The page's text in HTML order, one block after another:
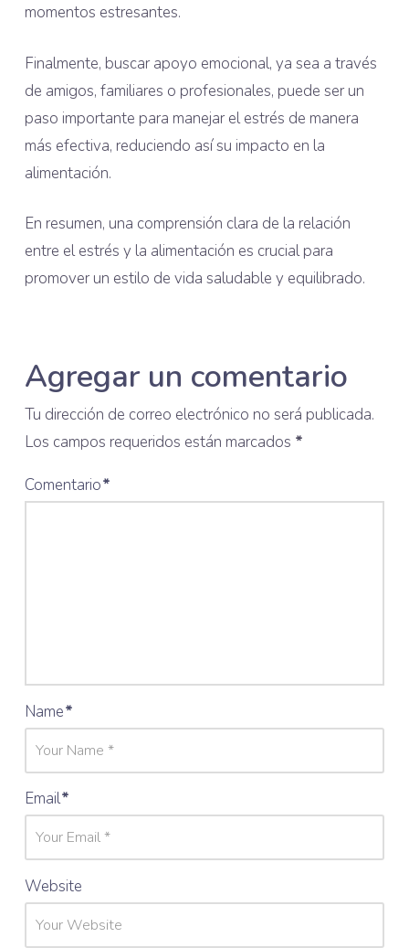
momentos estresantes.
Finalmente, buscar apoyo emocional, ya sea a través
de amigos, familiares o profesionales, puede ser un
paso importante para manejar el estrés de manera
más efectiva, reduciendo así su impacto en la
alimentación.
En resumen, una comprensión clara de la relación
entre el estrés y la alimentación es crucial para
promover un estilo de vida saludable y equilibrado.
Agregar un comentario
Tu dirección de correo electrónico no será publicada.
Los campos requeridos están marcados *
Comentario*
Name*
Email*
Website